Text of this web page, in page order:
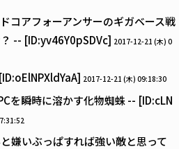
コアフォーアンサーのギガベース戦
-- [ID:yv46Y0pSDVc] 2017-12-21 (木) 0
2017-12-21 (木) 09:18:30
を瞬時に溶かす化物蜘蛛 -- [ID:cLN
嫌いぶっぱすれば強い敵と思って